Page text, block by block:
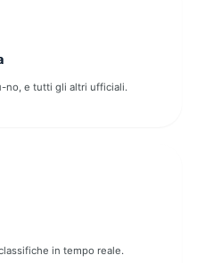
no, e tutti gli altri ufficiali.
in tempo reale.